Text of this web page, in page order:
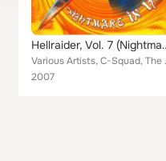
Hellraider,
Various Artists, C-
2007